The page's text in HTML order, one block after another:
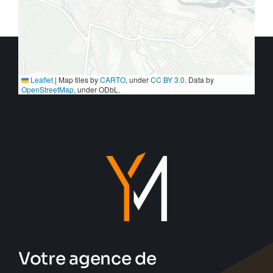
Leaflet | Map tiles byCARTO, underCC BY 3.0. Data by
OpenStreetMap, under ODbL.
Votre agence de